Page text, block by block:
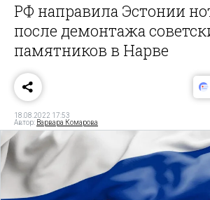
РФ направила Эстонии
после демонтажа
памятников в Нарве
18.08.2022 17:53
Автор: Варвара Комарова